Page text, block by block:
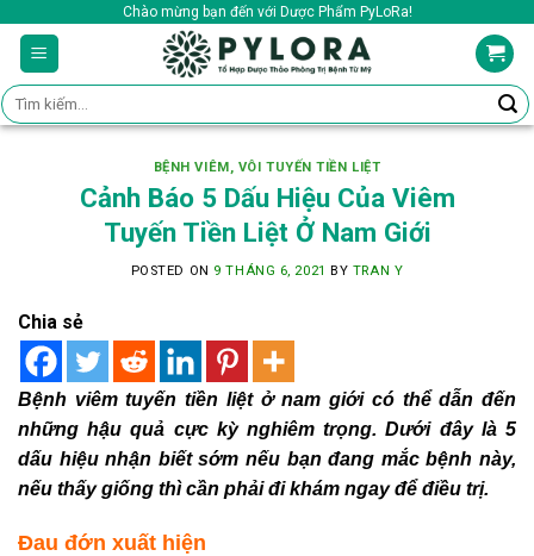
content
Chào mừng bạn đến với Dược Phẩm PyLoRa!
Tìm
kiếm:
BỆNH VIÊM, VÔI TUYẾN TIỀN LIỆT
Cảnh Báo 5 Dấu Hiệu Của Viêm
Tuyến Tiền Liệt Ở Nam Giới
POSTED ON 9 THÁNG 6, 2021 BY TRAN Y
Chia sẻ
Bệnh viêm tuyến tiền liệt ở nam giới có thể dẫn đến
những hậu quả cực kỳ nghiêm trọng. Dưới đây là 5
dấu hiệu nhận biết sớm nếu bạn đang mắc bệnh này,
nếu thấy giống thì cần phải đi khám ngay để điều trị.
Đau đớn xuất hiện